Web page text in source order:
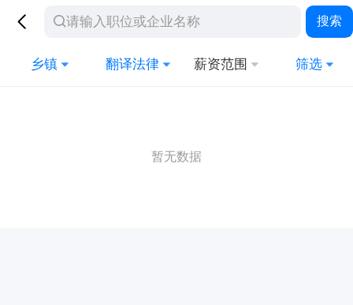
搜索
乡镇 翻译法律 薪资范围 筛选
暂无数据